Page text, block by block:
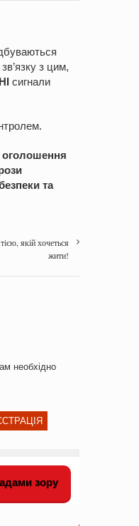
з цим,
сигнали
оголошення
та
якій хочеться
жити!
необхідно
зору